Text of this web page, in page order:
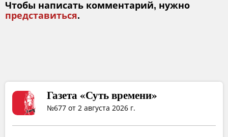
Чтобы написать комментарий, нужно
представиться.
Газета «Суть времени»
№677 от 2 августа 2026 г.